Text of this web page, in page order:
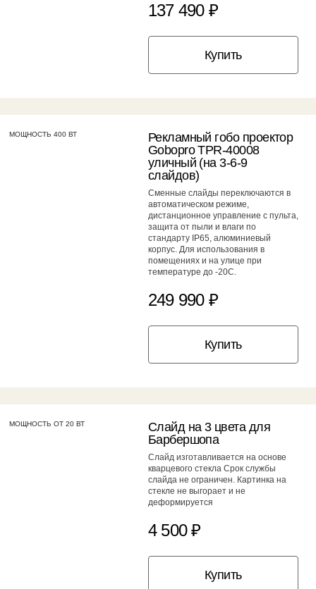
137 490 ₽
Купить
МОЩНОСТЬ 400 ВТ
Рекламный гобо проектор
Gobopro TPR-40008
уличный (на 3-6-9
слайдов)
Сменные слайды переключаются в
автоматическом режиме,
дистанционное управление с пульта,
защита от пыли и влаги по
стандарту IP65, алюминиевый
корпус. Для использования в
помещениях и на улице при
температуре до -20С.
249 990 ₽
Купить
МОЩНОСТЬ ОТ 20 ВТ
Слайд на 3 цвета для
Барбершопа
Слайд изготавливается на основе
кварцевого стекла Срок службы
слайда не ограничен. Картинка на
стекле не выгорает и не
деформируется
4 500 ₽
Купить